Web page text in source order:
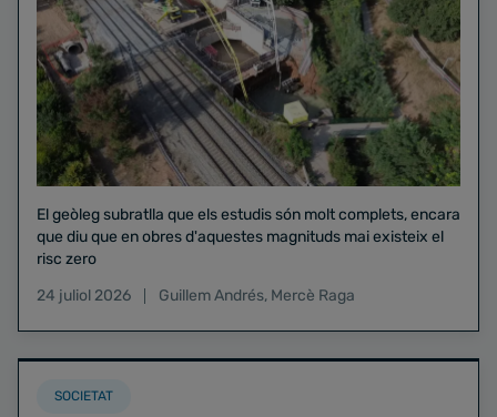
El geòleg subratlla que els estudis són molt complets, encara
que diu que en obres d'aquestes magnituds mai existeix el
risc zero
24 juliol 2026
Guillem Andrés, Mercè Raga
SOCIETAT